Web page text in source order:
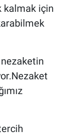
kalmak için
nezaketin